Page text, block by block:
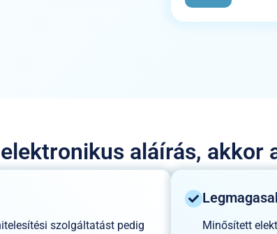
aláírás, akkor
szolgáltatást pedig
Minősített